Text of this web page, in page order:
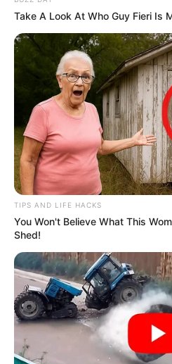
Confira o vídeo:
Take A Look At Who Guy Fieri Is
TIPS AND LIFE HACKS
You Won't Believe What This
Shed!